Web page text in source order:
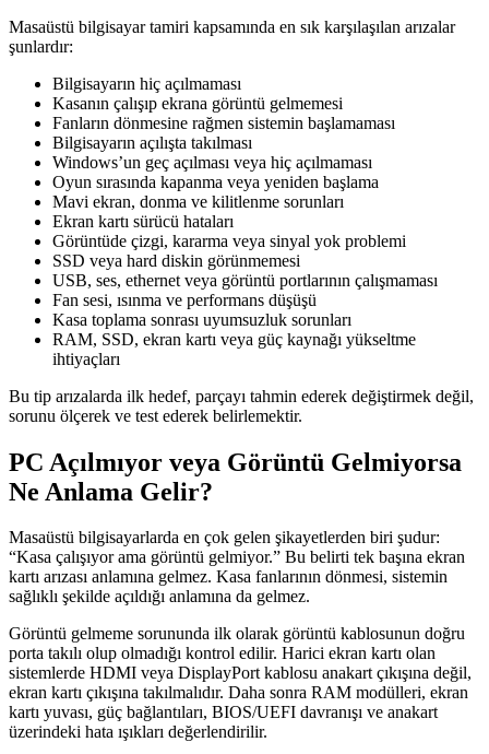
Masaüstü bilgisayar tamiri kapsamında en sık karşılaşılan arızalar
şunlardır:
Bilgisayarın hiç açılmaması
Kasanın çalışıp ekrana görüntü gelmemesi
Fanların dönmesine rağmen sistemin başlamaması
Bilgisayarın açılışta takılması
Windows’un geç açılması veya hiç açılmaması
Oyun sırasında kapanma veya yeniden başlama
Mavi ekran, donma ve kilitlenme sorunları
Ekran kartı sürücü hataları
Görüntüde çizgi, kararma veya sinyal yok problemi
SSD veya hard diskin görünmemesi
USB, ses, ethernet veya görüntü portlarının çalışmaması
Fan sesi, ısınma ve performans düşüşü
Kasa toplama sonrası uyumsuzluk sorunları
RAM, SSD, ekran kartı veya güç kaynağı yükseltme
ihtiyaçları
Bu tip arızalarda ilk hedef, parçayı tahmin ederek değiştirmek değil,
sorunu ölçerek ve test ederek belirlemektir.
PC Açılmıyor veya Görüntü Gelmiyorsa
Ne Anlama Gelir?
Masaüstü bilgisayarlarda en çok gelen şikayetlerden biri şudur:
“Kasa çalışıyor ama görüntü gelmiyor.” Bu belirti tek başına ekran
kartı arızası anlamına gelmez. Kasa fanlarının dönmesi, sistemin
sağlıklı şekilde açıldığı anlamına da gelmez.
Görüntü gelmeme sorununda ilk olarak görüntü kablosunun doğru
porta takılı olup olmadığı kontrol edilir. Harici ekran kartı olan
sistemlerde HDMI veya DisplayPort kablosu anakart çıkışına değil,
ekran kartı çıkışına takılmalıdır. Daha sonra RAM modülleri, ekran
kartı yuvası, güç bağlantıları, BIOS/UEFI davranışı ve anakart
üzerindeki hata ışıkları değerlendirilir.